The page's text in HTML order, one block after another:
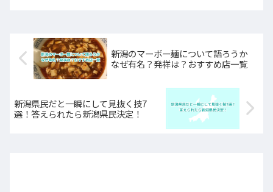
イスをご紹介します。みんな知
ってる？新潟の不...
新潟のマーボー麺について語ろうか
なぜ有名？発祥は？おすすめ店一覧
新潟県民だと一瞬にして見抜く技7
選！答えられたら新潟県民決定！